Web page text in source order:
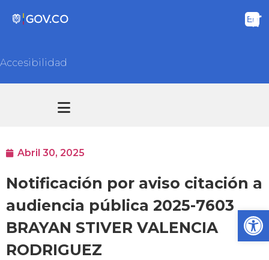
Accesibilidad
Abril 30, 2025
Notificación por aviso citación a
audiencia pública 2025-7603
BRAYAN STIVER VALENCIA
RODRIGUEZ